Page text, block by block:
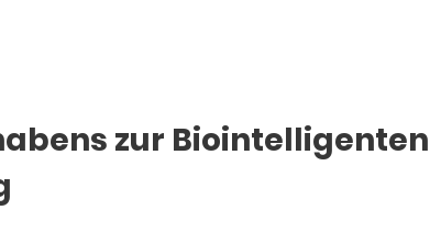
zur Biointelligenten